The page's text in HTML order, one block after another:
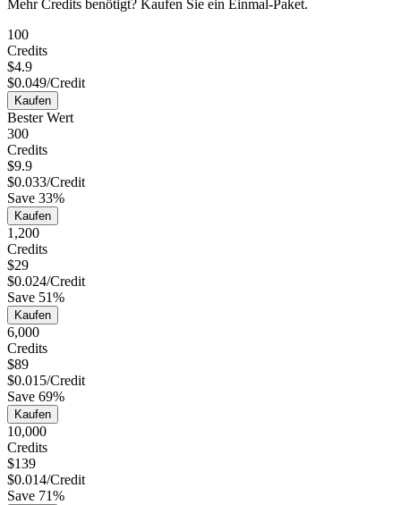
Mehr Credits benötigt? Kaufen Sie ein Einmal-Paket.
100
Credits
$4.9
$0.049/Credit
Kaufen
Bester Wert
300
Credits
$9.9
$0.033/Credit
Save 33%
Kaufen
1,200
Credits
$29
$0.024/Credit
Save 51%
Kaufen
6,000
Credits
$89
$0.015/Credit
Save 69%
Kaufen
10,000
Credits
$139
$0.014/Credit
Save 71%